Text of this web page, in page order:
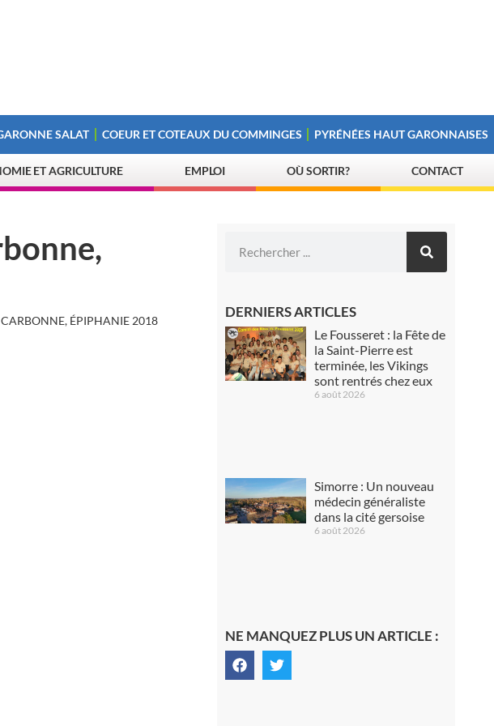
SALAT COEUR ET COTEAUX DU COMMINGES PYRÉNÉES HAUT GARONNAISES
ET AGRICULTURE EMPLOI OÙ SORTIR? CONTACT
CARBONNE, ÉPIPHANIE 2018
DERNIERS ARTICLES
Le Fousseret : la Fête de
la Saint-Pierre est
terminée, les Vikings
sont rentrés chez eux
6 août 2026
Simorre : Un nouveau
médecin généraliste
dans la cité gersoise
6 août 2026
NE MANQUEZ PLUS UN ARTICLE :